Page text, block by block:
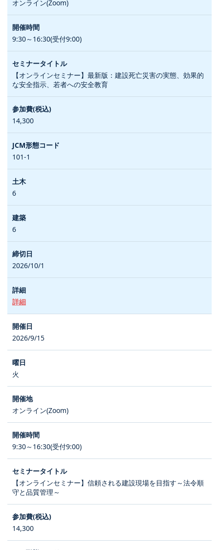
オンライン(Zoom)
9:30～16:30(受付9:00)
【オンラインセミナー】最新版：建設死亡災害の実態、効果的
な安全指示、若者への安全教育
14,300
101-1
6
6
2026/10/1
詳細
2026/9/15
火
オンライン(Zoom)
9:30～16:30(受付9:00)
【オンラインセミナー】信頼される建設現場を目指す～法令順
守と品質管理～
14,300